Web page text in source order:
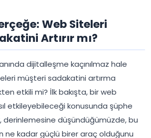
Web Siteleri
Artırır mı?
dijitalleşme kaçınılmaz hale
müşteri sadakatini artırma
etkili mi? İlk bakışta, bir web
etkileyebileceği konusunda şüphe
derinlemesine düşündüğümüzde, bu
ne kadar güçlü birer araç olduğunu